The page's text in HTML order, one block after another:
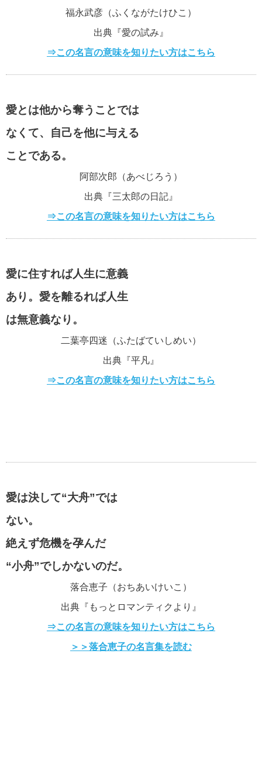
福永武彦（ふくながたけひこ）
出典『愛の試み』
⇒この名言の意味を知りたい方はこちら
愛とは他から奪うことでは
なくて、自己を他に与える
ことである。
阿部次郎（あべじろう）
出典『三太郎の日記』
⇒この名言の意味を知りたい方はこちら
愛に住すれば人生に意義
あり。愛を離るれば人生
は無意義なり。
二葉亭四迷（ふたばていしめい）
出典『平凡』
⇒この名言の意味を知りたい方はこちら
愛は決して“大舟”では
ない。
絶えず危機を孕んだ
“小舟”でしかないのだ。
落合恵子（おちあいけいこ）
出典『もっとロマンティクより』
⇒この名言の意味を知りたい方はこちら
＞＞落合恵子の名言集を読む